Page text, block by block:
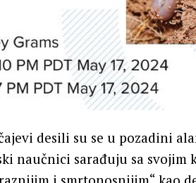
desili su se u pozadini
naučnici sarađuju sa svojim